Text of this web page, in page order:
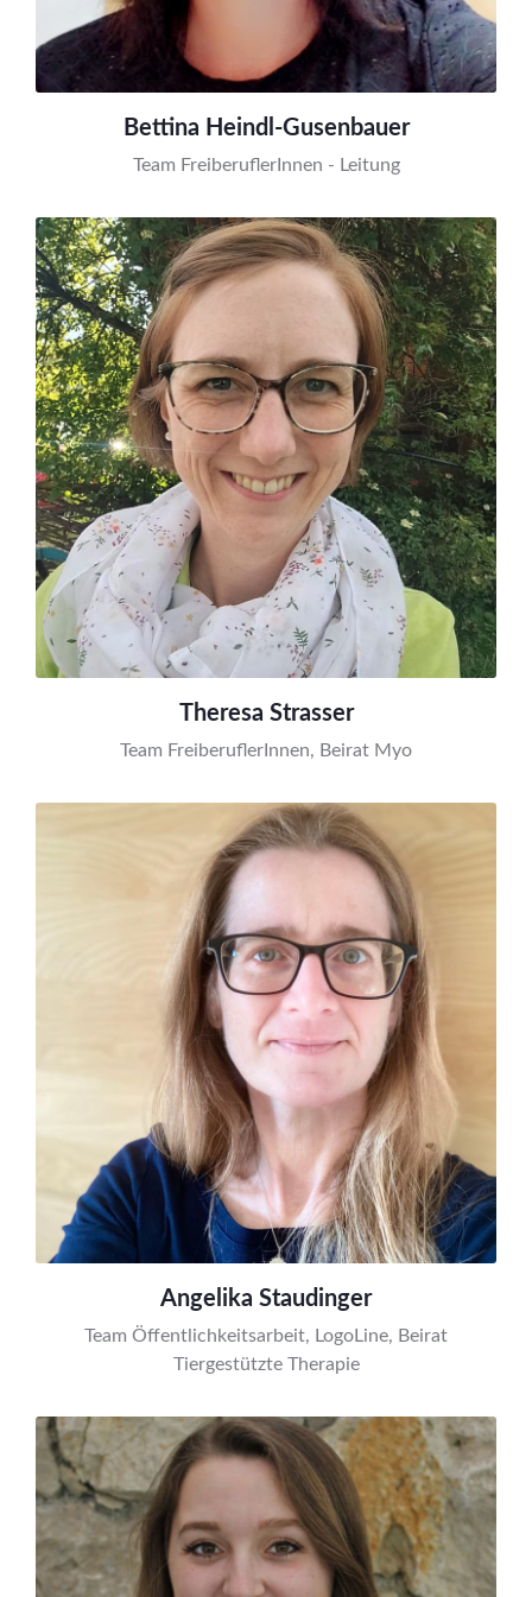
Bettina Heindl-Gusenbauer
Team FreiberuflerInnen - Leitung
Theresa Strasser
Team FreiberuflerInnen, Beirat Myo
Angelika Staudinger
Team Öffentlichkeitsarbeit, LogoLine, Beirat
Tiergestützte Therapie